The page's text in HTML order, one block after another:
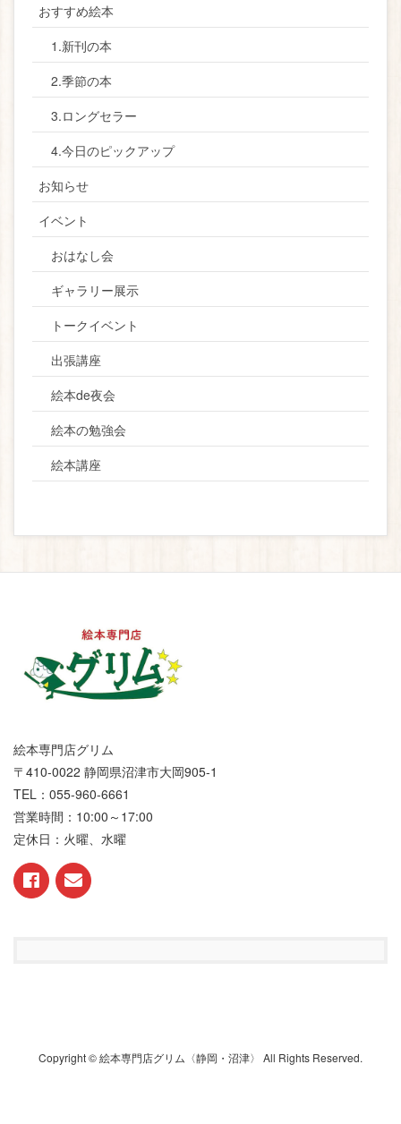
おすすめ絵本
1.新刊の本
2.季節の本
3.ロングセラー
4.今日のピックアップ
お知らせ
イベント
おはなし会
ギャラリー展示
トークイベント
出張講座
絵本de夜会
絵本の勉強会
絵本講座
絵本専門店グリム
〒410-0022 静岡県沼津市大岡905-1
TEL：055-960-6661
営業時間：10:00～17:00
定休日：火曜、水曜
Copyright © 絵本専門店グリム〈静岡・沼津〉 All Rights Reserved.